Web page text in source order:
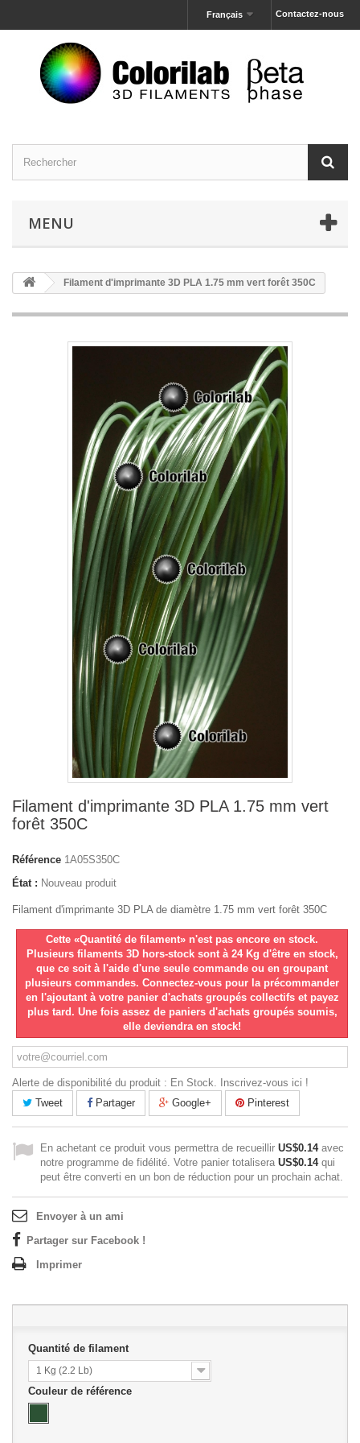
Contactez-nous
Français
MENU
Filament d'imprimante 3D PLA 1.75 mm vert forêt 350C
Filament d'imprimante 3D PLA 1.75 mm vert
forêt 350C
Référence 1A05S350C
État : Nouveau produit
Filament d'imprimante 3D PLA de diamètre 1.75 mm vert forêt 350C
Cette «Quantité de filament» n'est pas encore en stock.
Plusieurs filaments 3D hors-stock sont à 24 Kg d'être en stock,
que ce soit à l'aide d'une seule commande ou en groupant
plusieurs commandes. Connectez-vous pour la précommander
en l'ajoutant à votre panier d'achats groupés collectifs et payez
plus tard. Une fois assez de paniers d'achats groupés soumis,
elle deviendra en stock!
Alerte de disponibilité du produit : En Stock. Inscrivez-vous ici !
Tweet
Partager Google+ Pinterest
En achetant ce produit vous permettra de recueillir US$0.14avec
notre programme de fidélité. Votre panier totalisera US$0.14qui
peut être converti en un bon de réduction pour un prochain achat.
Envoyer à un ami
Partager sur Facebook !
Imprimer
Quantité de filament
1 Kg (2.2 Lb)
Couleur de référence